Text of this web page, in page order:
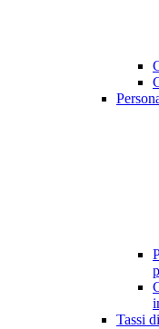
Tassi